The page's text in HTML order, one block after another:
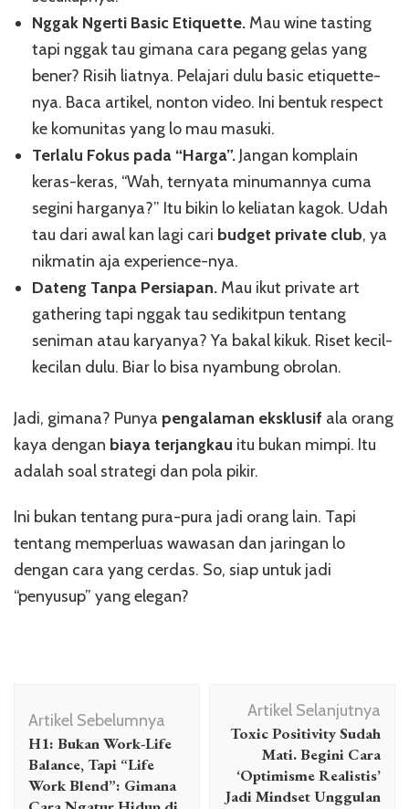
Nggak Ngerti Basic Etiquette. Mau wine tasting
tapi nggak tau gimana cara pegang gelas yang
bener? Risih liatnya. Pelajari dulu basic etiquette-
nya. Baca artikel, nonton video. Ini bentuk respect
ke komunitas yang lo mau masuki.
Terlalu Fokus pada “Harga”. Jangan komplain
keras-keras, “Wah, ternyata minumannya cuma
segini harganya?” Itu bikin lo keliatan kagok. Udah
tau dari awal kan lagi cari budget private club, ya
nikmatin aja experience-nya.
Dateng Tanpa Persiapan. Mau ikut private art
gathering tapi nggak tau sedikitpun tentang
seniman atau karyanya? Ya bakal kikuk. Riset kecil-
kecilan dulu. Biar lo bisa nyambung obrolan.
Jadi, gimana? Punya pengalaman eksklusif ala orang
kaya dengan biaya terjangkau itu bukan mimpi. Itu
adalah soal strategi dan pola pikir.
Ini bukan tentang pura-pura jadi orang lain. Tapi
tentang memperluas wawasan dan jaringan lo
dengan cara yang cerdas. So, siap untuk jadi
“penyusup” yang elegan?
Artikel
Artikel Sebelumnya
H1: Bukan Work-Life
Balance, Tapi “Life
Work Blend”: Gimana
Artikel Selanjutnya
Toxic Positivity Sudah
Mati. Begini Cara
‘Optimisme Realistis’
Jadi Mindset Unggulan